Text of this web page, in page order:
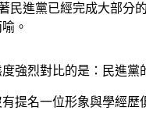
進黨已經完成大部
。
強烈對比的是：民進
提名一位形象與學經